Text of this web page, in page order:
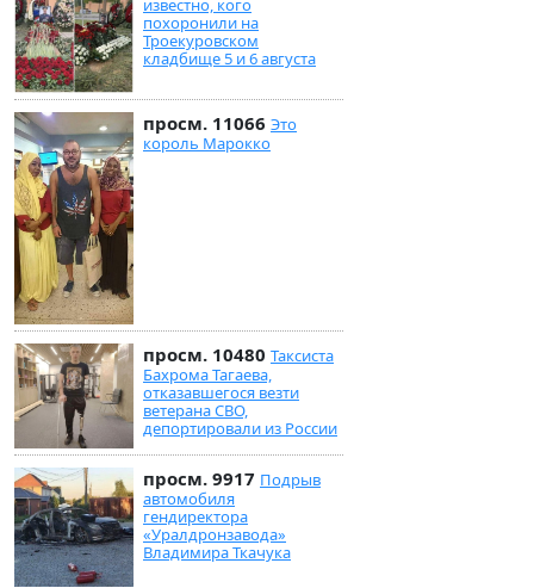
известно, кого
похоронили на
Троекуровском
кладбище 5 и 6 августа
просм. 11066 Это
король Марокко
просм. 10480 Таксиста
Бахрома Тагаева,
отказавшегося везти
ветерана СВО,
депортировали из России
просм. 9917 Подрыв
автомобиля
гендиректора
«Уралдронзавода»
Владимира Ткачука